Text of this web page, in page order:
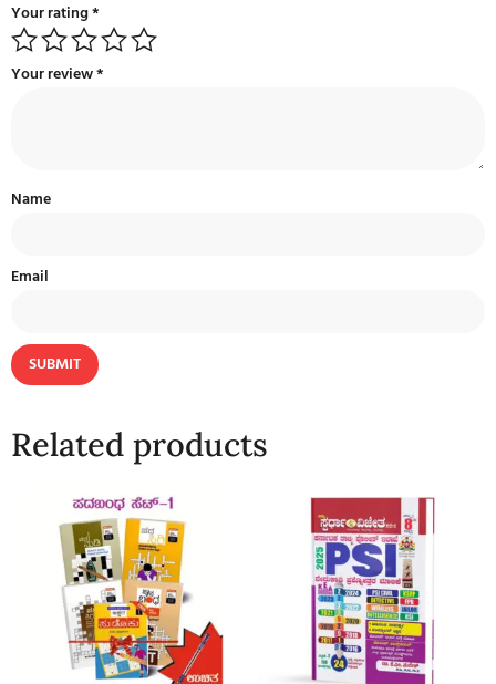
Your rating*
Your review*
Name
Email
Related products